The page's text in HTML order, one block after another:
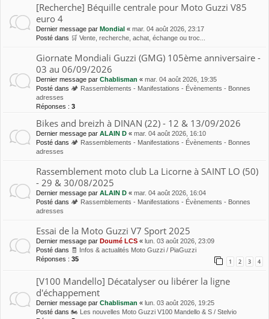
[Recherche] Béquille centrale pour Moto Guzzi V85
euro 4
Dernier message par Mondial « mar. 04 août 2026, 23:17
Posté dans 🛒 Vente, recherche, achat, échange ou troc...
Giornate Mondiali Guzzi (GMG) 105ème anniversaire -
03 au 06/09/2026
Dernier message par Chablisman « mar. 04 août 2026, 19:35
Posté dans 🏕 Rassemblements - Manifestations - Évènements - Bonnes
adresses
Réponses : 3
Bikes and breizh à DINAN (22) - 12 & 13/09/2026
Dernier message par ALAIN D « mar. 04 août 2026, 16:10
Posté dans 🏕 Rassemblements - Manifestations - Évènements - Bonnes
adresses
Rassemblement moto club La Licorne à SAINT LO (50)
- 29 & 30/08/2025
Dernier message par ALAIN D « mar. 04 août 2026, 16:04
Posté dans 🏕 Rassemblements - Manifestations - Évènements - Bonnes
adresses
Essai de la Moto Guzzi V7 Sport 2025
Dernier message par Doumé LCS « lun. 03 août 2026, 23:09
Posté dans 🧾 Infos & actualités Moto Guzzi / PiaGuzzi
Réponses : 35 1 2 3 4
[V100 Mandello] Décatalyser ou libérer la ligne
d'échappement
Dernier message par Chablisman « lun. 03 août 2026, 19:25
Posté dans 🏍 Les nouvelles Moto Guzzi V100 Mandello & S / Stelvio